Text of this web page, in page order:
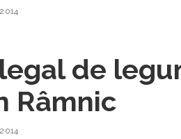
de
Râmnic